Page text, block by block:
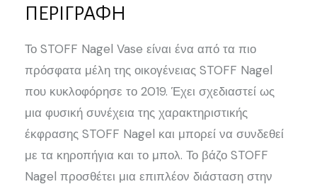
ΠΕΡΙΓΡΑΦΉ
Το STOFF Nagel Vase είναι ένα από τα πιο
πρόσφατα μέλη της οικογένειας STOFF Nagel
που κυκλοφόρησε το 2019. Έχει σχεδιαστεί ως
μια φυσική συνέχεια της χαρακτηριστικής
έκφρασης STOFF Nagel και μπορεί να συνδεθεί
με τα κηροπήγια και το μπολ. Το βάζο STOFF
Nagel προσθέτει μια επιπλέον διάσταση στην